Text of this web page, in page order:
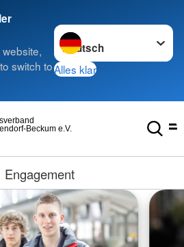
switch to
Sprache wechseln zu
Alles klar
Beckum e.V.
Engagement